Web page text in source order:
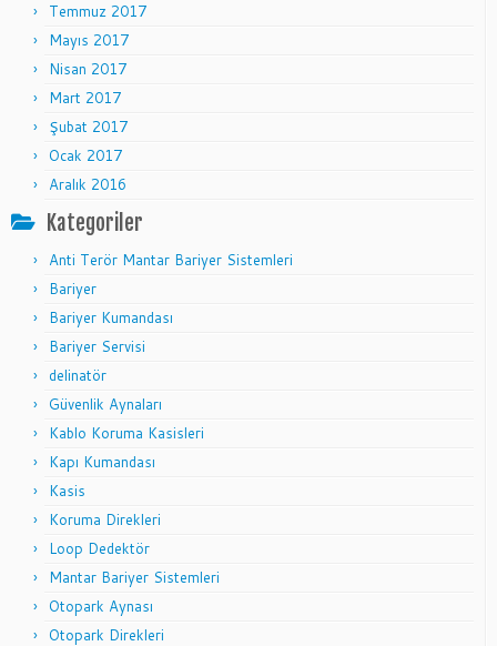
Temmuz 2017
Mayıs 2017
Nisan 2017
Mart 2017
Şubat 2017
Ocak 2017
Aralık 2016
Kategoriler
Anti Terör Mantar Bariyer Sistemleri
Bariyer
Bariyer Kumandası
Bariyer Servisi
delinatör
Güvenlik Aynaları
Kablo Koruma Kasisleri
Kapı Kumandası
Kasis
Koruma Direkleri
Loop Dedektör
Mantar Bariyer Sistemleri
Otopark Aynası
Otopark Direkleri